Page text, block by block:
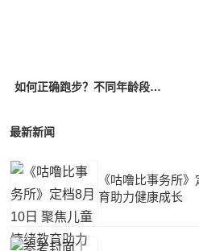
如何正确跑步？不同年龄段的建议锻炼量~
最新新闻
《咕噜比事务所
育助力健康成长